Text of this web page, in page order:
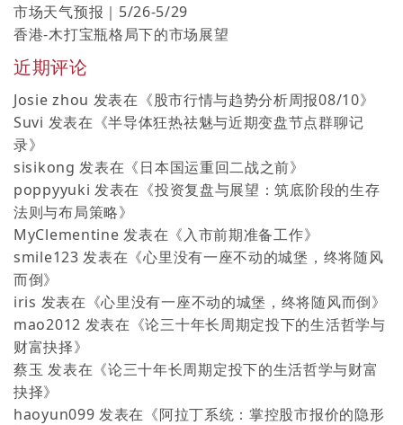
市场天气预报｜5/26-5/29
香港-木打宝瓶格局下的市场展望
近期评论
Josie zhou 发表在《股市行情与趋势分析周报08/10》
Suvi 发表在《半导体狂热祛魅与近期变盘节点群聊记
录》
sisikong 发表在《日本国运重回二战之前》
poppyyuki 发表在《投资复盘与展望：筑底阶段的生存
法则与布局策略》
MyClementine 发表在《入市前期准备工作》
smile123 发表在《心里没有一座不动的城堡，终将随风
而倒》
iris 发表在《心里没有一座不动的城堡，终将随风而倒》
mao2012 发表在《论三十年长周期定投下的生活哲学与
财富抉择》
蔡玉 发表在《论三十年长周期定投下的生活哲学与财富
抉择》
haoyun099 发表在《阿拉丁系统：掌控股市报价的隐形